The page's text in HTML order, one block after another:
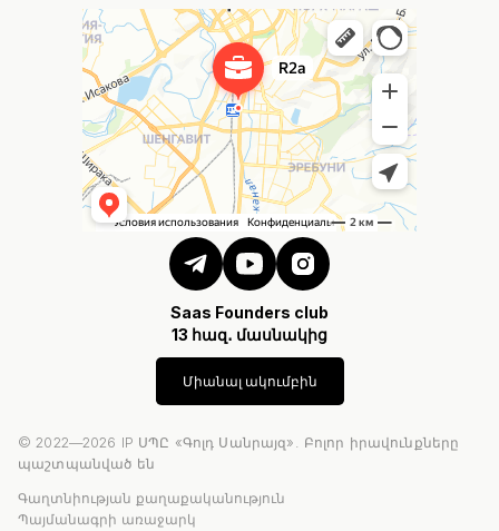
Saas Founders club
13 հազ․ մասնակից
Միանալ ակումբին
© 2022—2026 IP ՍՊԸ «Գոլդ Սանրայզ». Բոլոր իրավունքները
պաշտպանված են
Գաղտնիության քաղաքականություն
Պայմանագրի առաջարկ